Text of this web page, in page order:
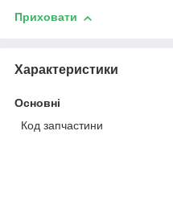
Приховати
Характеристики
Основні
Код запчастини